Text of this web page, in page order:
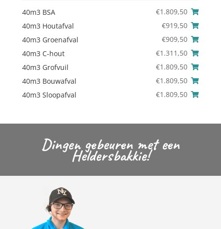
40m3 BSA
€1.809,50
40m3 Houtafval
€919,50
40m3 Groenafval
€909,50
40m3 C-hout
€1.311,50
40m3 Grofvuil
€1.809,50
40m3 Bouwafval
€1.809,50
40m3 Sloopafval
€1.809,50
Dingen gebeuren met een
Heldersbakkie!